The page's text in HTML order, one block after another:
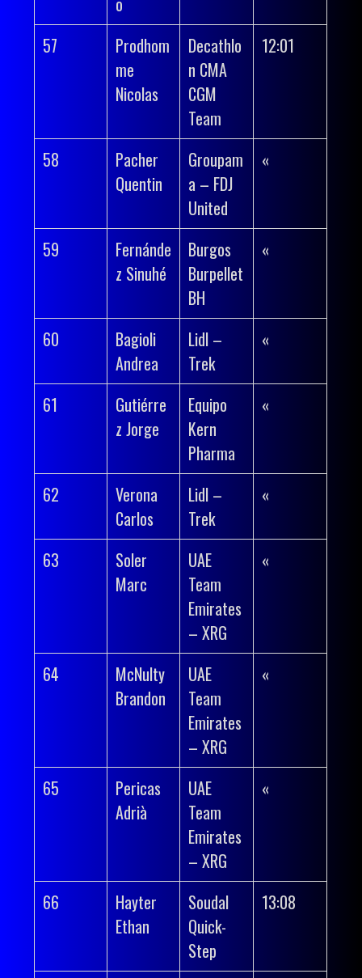
57
Prodhom
me
Nicolas
Decathlo
n CMA
CGM
Team
12:01
58
Pacher
Quentin
Groupam
a – FDJ
United
«
59
Fernánde
z Sinuhé
Burgos
Burpellet
BH
«
60
Bagioli
Andrea
Lidl –
Trek
«
61
Gutiérre
z Jorge
Equipo
Kern
Pharma
«
62
Verona
Carlos
Lidl –
Trek
«
63
Soler
Marc
UAE
Team
Emirates
– XRG
«
64
McNulty
Brandon
UAE
Team
Emirates
– XRG
«
65
Pericas
Adrià
UAE
Team
Emirates
– XRG
«
66
Hayter
Ethan
Soudal
Quick-
Step
13:08